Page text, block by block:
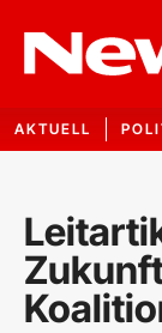
AKTUELL